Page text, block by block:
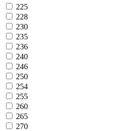
225
228
230
235
236
240
246
250
254
255
260
265
270